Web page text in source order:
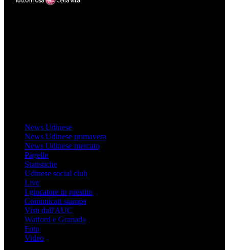
News Udinese
News Udinese primavera
News Udinese mercato
Pagelle
Statistiche
Udinese social club
Live
I giocatore in prestito
Comunicati stampa
Visti dall'AUC
Watford e Granada
Foto
Video